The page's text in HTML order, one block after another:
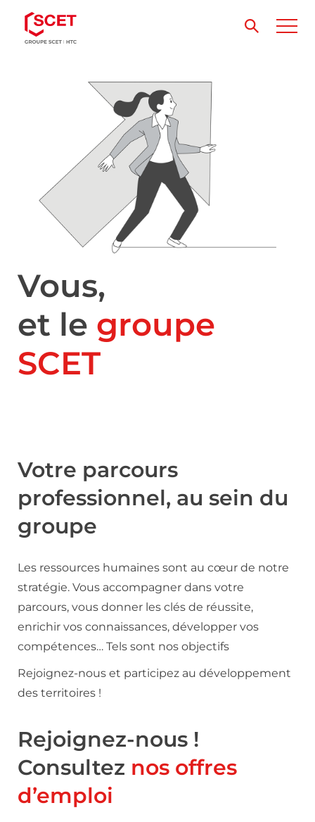
Vous,
et le groupe
SCET
Votre parcours
professionnel, au sein du
groupe
Les ressources humaines sont au cœur de notre
stratégie. Vous accompagner dans votre
parcours, vous donner les clés de réussite,
enrichir vos connaissances, développer vos
compétences… Tels sont nos objectifs
Rejoignez-nous et participez au développement
des territoires !
Rejoignez-nous !
Consultez nos offres
d’emploi